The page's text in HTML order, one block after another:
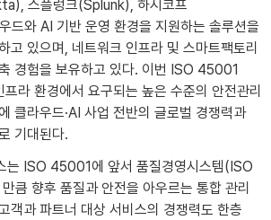
스플렁크(Splunk), 하시코프
드와 AI 기반 운영 환경을 지원하는 솔루션을
고 있으며, 네트워크 인프라 및 스마트팩토리
경험을 보유하고 있다. 이번 ISO 45001
라 환경에서 요구되는 높은 수준의 안전관리
클라우드·AI 사업 전반의 글로벌 경쟁력과
기대된다.
는 ISO 45001에 앞서 품질경영시스템(ISO
큼 향후 품질과 안전을 아우르는 통합 관리
객과 파트너 대상 서비스의 경쟁력도 한층